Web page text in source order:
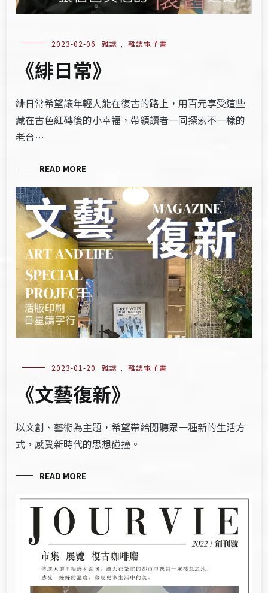
2023-02-06 雜誌 , 雜誌電子書
《緋日常》
緋日常希望讓年輕人能在復古的路上，用百元享受這些
藏在古色紅磚後的小幸福，帶領讀者一同探索不一樣的
老台…
READ MORE
2023-01-20 雜誌 , 雜誌電子書
《文藝復新》
以文創、藝術為主題，希望帶給閱聽眾一種新的生活方
式，感受新時代的思想碰撞。
READ MORE